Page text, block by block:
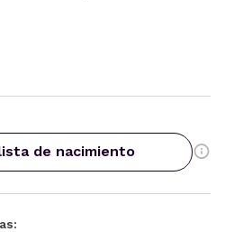
de nacimiento